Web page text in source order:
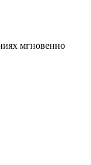
мгновенно